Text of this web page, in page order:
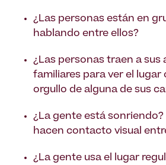
¿Las personas están en
hablando entre ellos?
¿Las personas traen a sus
familiares para ver el lugar
orgullo de alguna de sus
¿La gente está sonriendo?
hacen contacto visual
¿La gente usa el lugar